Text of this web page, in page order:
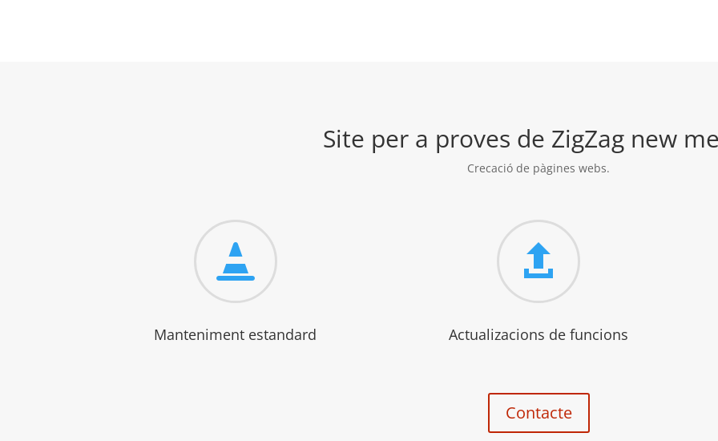
Site per a proves de ZigZag new
Crecació de pàgines webs.

Manteniment estandard

Actualizacions de funcions
Contacte